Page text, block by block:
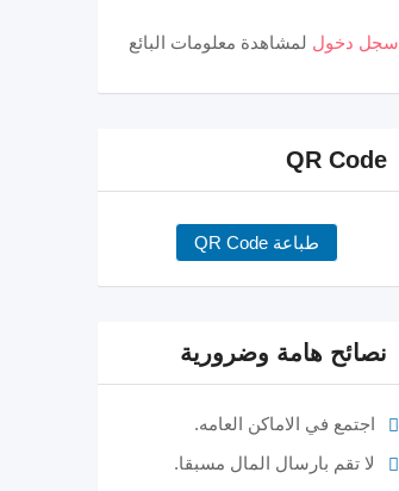
سجل دخول لمشاهدة معلومات البائع
QR Code
طباعة QR Code
نصائح هامة وضرورية
اجتمع في الاماكن العامه.
لا تقم بارسال المال مسبقا.